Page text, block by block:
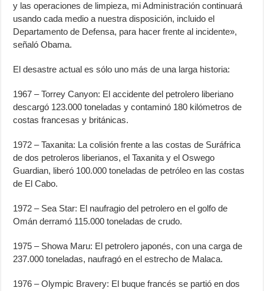
y las operaciones de limpieza, mi Administración continuará
usando cada medio a nuestra disposición, incluido el
Departamento de Defensa, para hacer frente al incidente»,
señaló Obama.
El desastre actual es sólo uno más de una larga historia:
1967 – Torrey Canyon: El accidente del petrolero liberiano
descargó 123.000 toneladas y contaminó 180 kilómetros de
costas francesas y británicas.
1972 – Taxanita: La colisión frente a las costas de Suráfrica
de dos petroleros liberianos, el Taxanita y el Oswego
Guardian, liberó 100.000 toneladas de petróleo en las costas
de El Cabo.
1972 – Sea Star: El naufragio del petrolero en el golfo de
Omán derramó 115.000 toneladas de crudo.
1975 – Showa Maru: El petrolero japonés, con una carga de
237.000 toneladas, naufragó en el estrecho de Malaca.
1976 – Olympic Bravery: El buque francés se partió en dos